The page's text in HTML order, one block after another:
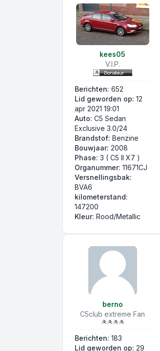
kees05
V.I.P.
Berichten: 652
Lid geworden op: 12
apr 2021 19:01
Auto: C5 Sedan
Exclusive 3.0/24
Brandstof: Benzine
Bouwjaar: 2008
Phase: 3 ( C5 II X7 )
Organummer: 11671CJ
Versnellingsbak:
BVA6
kilometerstand:
147200
Kleur: Rood/Metallic
berno
C5club extreme Fan
Berichten: 183
Lid geworden op: 29